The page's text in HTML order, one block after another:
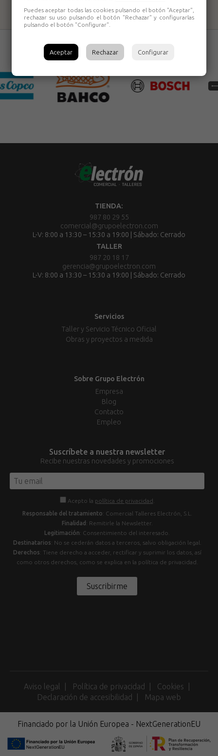
TIENDA:
987 80 29 55
comercial@grupoelectron.com
L-V: 8:00 a 13:30 – 15:30 a 19:00 | Sábado: Cerrado
TALLER
987 20 18 17
gerencia@grupoelectron.com
L-V: 8:00 a 13:30 – 15:30 a 19:00 | Sábado: Cerrado
Servicios
Taller y Servicio Técnico Oficial
Obras y proyectos a medida
Sobre Grupo Electrón
Empresa
Blog
Contacto
Empleo
Suscríbete a nuestra newsletter
Recibe nuestras novedades y promociones
Acepto la política de privacidad
Responsable del tratamiento: Comercial Talleres Electrón, S.L.
Finalidad : Remitirle la Newsletter.
Legitimación: Consentimiento del interesado.
Destinatarios: No se cederán datos a terceros, salvo obligación legal.
Derechos: Tiene derecho a acceder, rectificar y suprimir los datos, así
como otros derechos, como se explica en la política de privacidad.
Suscribirme
Aviso legal Política de privacidad
Cookies
Declaración de accesibilidad
Mapa web
Financiado por la Unión Europea - NextGenerationEU
Puedes aceptar todas las cookies pulsando el botón "Aceptar",
rechazar su uso pulsando el botón "Rechazar" y configurarlas
pulsando el botón "Configurar".
Aceptar Rechazar Configurar